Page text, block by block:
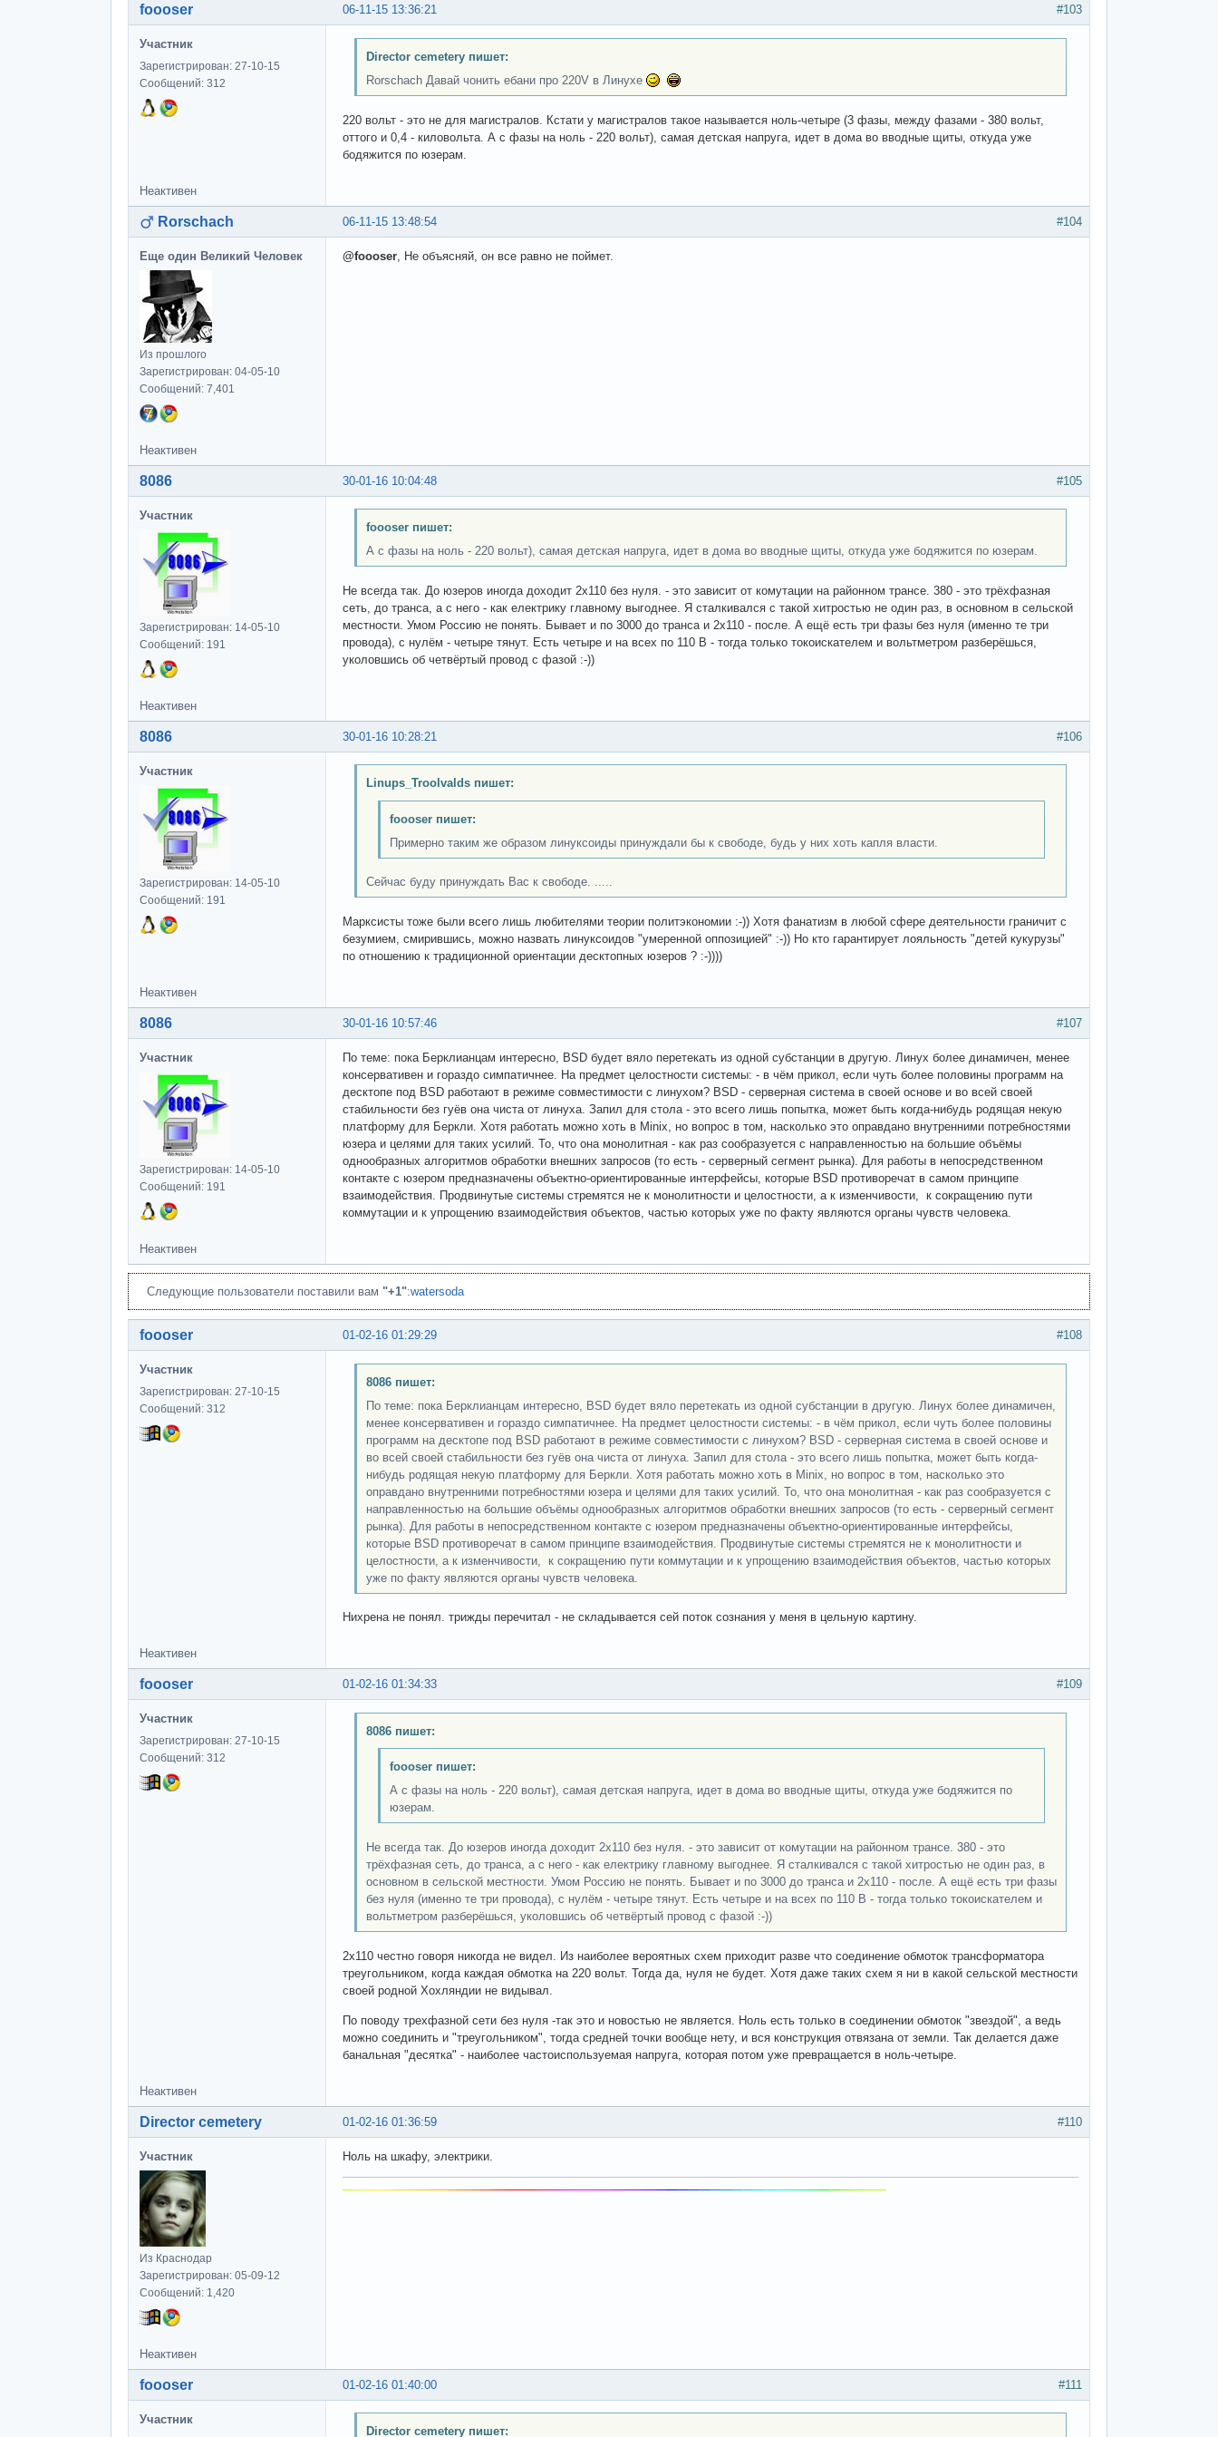
#103
06-11-15 13:36:21
foooser
Участник
Зарегистрирован: 27-10-15
Сообщений: 312
Director cemetery пишет:
Rorschach Давай чонить ебани про 220V в Линухе
220 вольт - это не для магистралов. Кстати у магистралов такое называется ноль-четыре (3 фазы, между фазами - 380 вольт,
оттого и 0,4 - киловольта. А с фазы на ноль - 220 вольт), самая детская напруга, идет в дома во вводные щиты, откуда уже
бодяжится по юзерам.
Неактивен
#104
06-11-15 13:48:54
Rorschach
Еще один Великий Человек
Из прошлого
Зарегистрирован: 04-05-10
Сообщений: 7,401
@foooser , Не объясняй, он все равно не поймет.
Неактивен
#105
30-01-16 10:04:48
8086
Участник
Зарегистрирован: 14-05-10
Сообщений: 191
foooser пишет:
А с фазы на ноль - 220 вольт), самая детская напруга, идет в дома во вводные щиты, откуда уже бодяжится по юзерам.
Не всегда так. До юзеров иногда доходит 2х110 без нуля. - это зависит от комутации на районном трансе. 380 - это трёхфазная
сеть, до транса, а с него - как електрику главному выгоднее. Я сталкивался с такой хитростью не один раз, в основном в сельской
местности. Умом Россию не понять. Бывает и по 3000 до транса и 2х110 - после. А ещё есть три фазы без нуля (именно те три
провода), с нулём - четыре тянут. Есть четыре и на всех по 110 В - тогда только токоискателем и вольтметром разберёшься,
уколовшись об четвёртый провод с фазой :-))
Неактивен
#106
30-01-16 10:28:21
8086
Участник
Зарегистрирован: 14-05-10
Сообщений: 191
Linups_Troolvalds пишет:
foooser пишет:
Примерно таким же образом линуксоиды принуждали бы к свободе, будь у них хоть капля власти.
Сейчас буду принуждать Вас к свободе. .....
Марксисты тоже были всего лишь любителями теории политэкономии :-)) Хотя фанатизм в любой сфере деятельности граничит с
безумием, смирившись, можно назвать линуксоидов "умеренной оппозицией" :-)) Но кто гарантирует лояльность "детей кукурузы"
по отношению к традиционной ориентации десктопных юзеров ? :-))))
Неактивен
#107
30-01-16 10:57:46
8086
Участник
Зарегистрирован: 14-05-10
Сообщений: 191
По теме: пока Берклианцам интересно, BSD будет вяло перетекать из одной субстанции в другую. Линух более динамичен, менее
консервативен и гораздо симпатичнее. На предмет целостности системы: - в чём прикол, если чуть более половины программ на
десктопе под BSD работают в режиме совместимости с линухом? BSD - серверная система в своей основе и во всей своей
стабильности без гуёв она чиста от линуха. Запил для стола - это всего лишь попытка, может быть когда-нибудь родящая некую
платформу для Беркли. Хотя работать можно хоть в Minix, но вопрос в том, насколько это оправдано внутренними потребностями
юзера и целями для таких усилий. То, что она монолитная - как раз сообразуется с направленностью на большие объёмы
однообразных алгоритмов обработки внешних запросов (то есть - серверный сегмент рынка). Для работы в непосредственном
контакте с юзером предназначены объектно-ориентированные интерфейсы, которые BSD противоречат в самом принципе
взаимодействия. Продвинутые системы стремятся не к монолитности и целостности, а к изменчивости, к сокращению пути
коммутации и к упрощению взаимодействия объектов, частью которых уже по факту являются органы чувств человека.
Неактивен
Следующие пользователи поставили вам "+1":watersoda
#108
01-02-16 01:29:29
foooser
Участник
Зарегистрирован: 27-10-15
Сообщений: 312
8086 пишет:
По теме: пока Берклианцам интересно, BSD будет вяло перетекать из одной субстанции в другую. Линух более динамичен,
менее консервативен и гораздо симпатичнее. На предмет целостности системы: - в чём прикол, если чуть более половины
программ на десктопе под BSD работают в режиме совместимости с линухом? BSD - серверная система в своей основе и
во всей своей стабильности без гуёв она чиста от линуха. Запил для стола - это всего лишь попытка, может быть когда-
нибудь родящая некую платформу для Беркли. Хотя работать можно хоть в Minix, но вопрос в том, насколько это
оправдано внутренними потребностями юзера и целями для таких усилий. То, что она монолитная - как раз сообразуется с
направленностью на большие объёмы однообразных алгоритмов обработки внешних запросов (то есть - серверный сегмент
рынка). Для работы в непосредственном контакте с юзером предназначены объектно-ориентированные интерфейсы,
которые BSD противоречат в самом принципе взаимодействия. Продвинутые системы стремятся не к монолитности и
целостности, а к изменчивости, к сокращению пути коммутации и к упрощению взаимодействия объектов, частью которых
уже по факту являются органы чувств человека.
Нихрена не понял. трижды перечитал - не складывается сей поток сознания у меня в цельную картину.
Неактивен
#109
01-02-16 01:34:33
foooser
Участник
Зарегистрирован: 27-10-15
Сообщений: 312
8086 пишет:
foooser пишет:
А с фазы на ноль - 220 вольт), самая детская напруга, идет в дома во вводные щиты, откуда уже бодяжится по
юзерам.
Не всегда так. До юзеров иногда доходит 2х110 без нуля. - это зависит от комутации на районном трансе. 380 - это
трёхфазная сеть, до транса, а с него - как електрику главному выгоднее. Я сталкивался с такой хитростью не один раз, в
основном в сельской местности. Умом Россию не понять. Бывает и по 3000 до транса и 2х110 - после. А ещё есть три фазы
без нуля (именно те три провода), с нулём - четыре тянут. Есть четыре и на всех по 110 В - тогда только токоискателем и
вольтметром разберёшься, уколовшись об четвёртый провод с фазой :-))
2х110 честно говоря никогда не видел. Из наиболее вероятных схем приходит разве что соединение обмоток трансформатора
треугольником, когда каждая обмотка на 220 вольт. Тогда да, нуля не будет. Хотя даже таких схем я ни в какой сельской местности
своей родной Хохляндии не видывал.
По поводу трехфазной сети без нуля -так это и новостью не является. Ноль есть только в соединении обмоток "звездой", а ведь
можно соединить и "треугольником", тогда средней точки вообще нету, и вся конструкция отвязана от земли. Так делается даже
банальная "десятка" - наиболее частоиспользуемая напруга, которая потом уже превращается в ноль-четыре.
Неактивен
#110
01-02-16 01:36:59
Director cemetery
Участник
Из Краснодар
Зарегистрирован: 05-09-12
Сообщений: 1,420
Ноль на шкафу, электрики.
Неактивен
#111
01-02-16 01:40:00
foooser
Участник
Director cemetery пишет: